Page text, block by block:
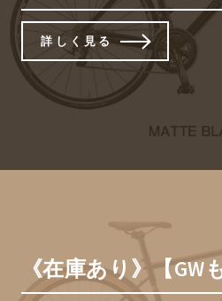
詳しく見る
《在庫あり》【